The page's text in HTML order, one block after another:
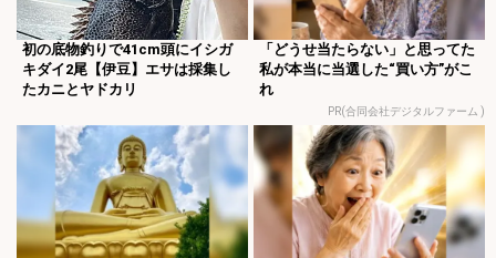
初の底物釣りで41cm頭にイシガ
キダイ2尾【伊豆】エサは採集し
たカニとヤドカリ
「どうせ当たらない」と思ってた
私が本当に当選した“買い方”がこ
れ
PR(合同会社デジタルファーム )